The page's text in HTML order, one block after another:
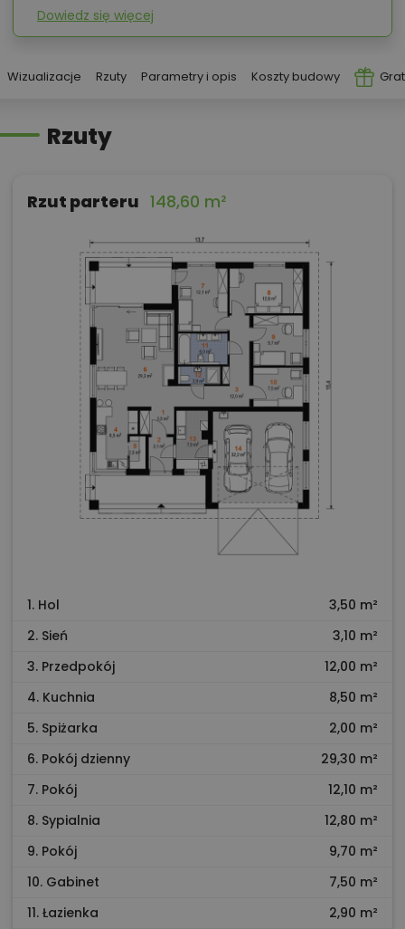
Dowiedz się więcej
Wizualizacje Rzuty Parametry i opis Koszty budowy
Rzuty
Rzut parteru 148,60 m²
1. Hol
3,50 m²
2. Sień
3,10 m²
3. Przedpokój
12,00 m²
4. Kuchnia
8,50 m²
5. Spiżarka
2,00 m²
6. Pokój dzienny
29,30 m²
7. Pokój
12,10 m²
8. Sypialnia
12,80 m²
9. Pokój
9,70 m²
10. Gabinet
7,50 m²
11. Łazienka
2,90 m²